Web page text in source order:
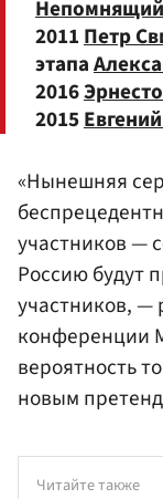
Непомнящий
2011Петр
этапа
2016
2015
«Нынешняя
участников —
Россию будут
участников, —
конференции
вероятность
новым
Читайте также